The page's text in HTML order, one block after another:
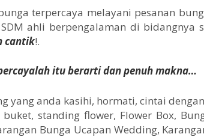
terpercaya melayani pesanan
ahli berpengalaman di bidangnya
cantik!.
itu berarti dan penuh makna…
yang anda kasihi, hormati, cintai
standing flower, Flower Box,
Bunga Ucapan Wedding,